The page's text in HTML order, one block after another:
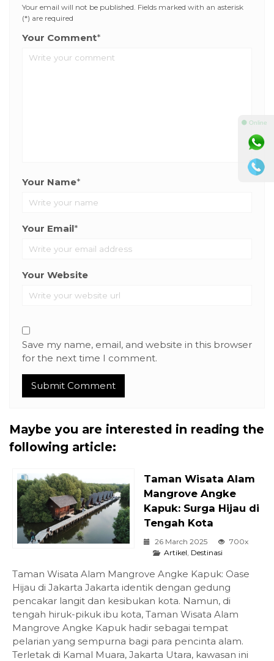
Your email will not be published. Fields marked with an asterisk
(*) are required
Your Comment*
Your Name*
Your Email*
Your Website
Save my name, email, and website in this browser
for the next time I comment.
Maybe you are interested in reading the
following article:
Taman Wisata Alam
Mangrove Angke
Kapuk: Surga Hijau di
Tengah Kota
26 March 2025
700x
Artikel Destinasi
Taman Wisata Alam Mangrove Angke Kapuk: Oase
Hijau di Jakarta Jakarta identik dengan gedung
pencakar langit dan kesibukan kota. Namun, di
tengah hiruk-pikuk ibu kota, Taman Wisata Alam
Mangrove Angke Kapuk hadir sebagai tempat
pelarian yang sempurna bagi para pencinta alam.
Terletak di Kamal Muara, Jakarta Utara, kawasan ini
⚫ Online